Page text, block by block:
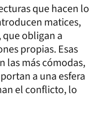
que hacen lo
matices,
obligan a
propias. Esas
las más cómodas,
a una esfera
el conflicto, lo